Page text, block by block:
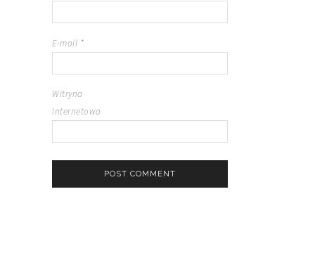
E-mail *
Witryna
internetowa